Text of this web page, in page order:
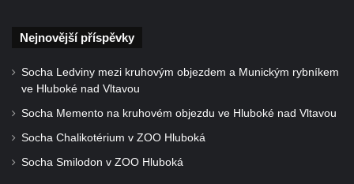
Socha svatého Salvátora před kostelem
Socha svatého Pavla před kostelem
Nejnovější příspěvky
Socha Ledviny mezi kruhovým objezdem a Munickým rybníkem
ve Hluboké nad Vltavou
Socha Memento na kruhovém objezdu ve Hluboké nad Vltavou
Socha Chalikotérium v ZOO Hluboká
Socha Smilodon v ZOO Hluboká